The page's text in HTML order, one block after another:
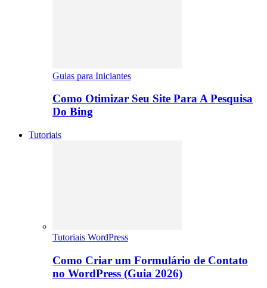
Guias para Iniciantes
Como Otimizar Seu Site Para A Pesquisa
Do Bing
Tutoriais
Tutoriais WordPress
Como Criar um Formulário de Contato
no WordPress (Guia 2026)